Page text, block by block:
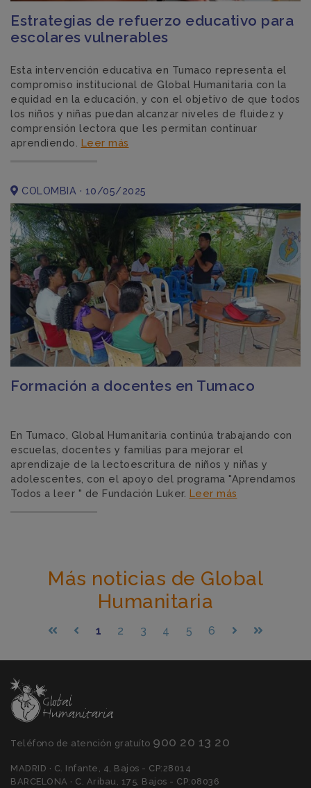
Estrategias de refuerzo educativo para
escolares vulnerables
Esta intervención educativa en Tumaco representa el
compromiso institucional de Global Humanitaria con la
equidad en la educación, y con el objetivo de que todos
los niños y niñas puedan alcanzar niveles de fluidez y
comprensión lectora que les permitan continuar
aprendiendo. Leer más
COLOMBIA · 10/05/2025
Formación a docentes en Tumaco
En Tumaco, Global Humanitaria continúa trabajando con
escuelas, docentes y familias para mejorar el
aprendizaje de la lectoescritura de niños y niñas y
adolescentes, con el apoyo del programa "Aprendamos
Todos a leer " de Fundación Luker. Leer más
Más noticias de Global
Humanitaria
1 2 3 4 5 6
Teléfono de atención gratuíto 900 20 13 20
MADRID · C. Infante, 4, Bajos - CP:28014
BARCELONA · C. Aribau, 175, Bajos - CP:08036